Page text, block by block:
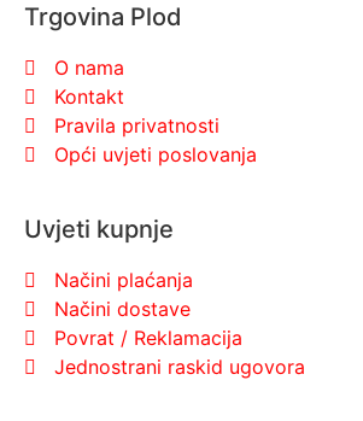
Trgovina Plod
O nama
Kontakt
Pravila privatnosti
Opći uvjeti poslovanja
Uvjeti kupnje
Načini plaćanja
Načini dostave
Povrat / Reklamacija
Jednostrani raskid ugovora